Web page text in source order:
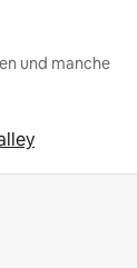
und manche